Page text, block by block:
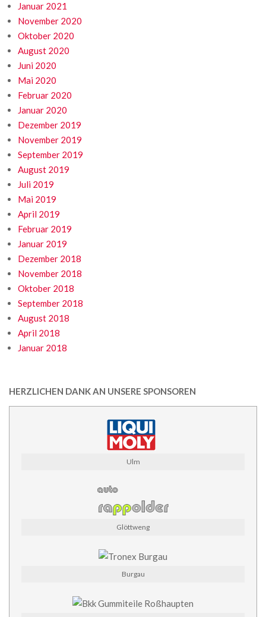
Januar 2021
November 2020
Oktober 2020
August 2020
Juni 2020
Mai 2020
Februar 2020
Januar 2020
Dezember 2019
November 2019
September 2019
August 2019
Juli 2019
Mai 2019
April 2019
Februar 2019
Januar 2019
Dezember 2018
November 2018
Oktober 2018
September 2018
August 2018
April 2018
Januar 2018
HERZLICHEN DANK AN UNSERE SPONSOREN
Ulm
Glöttweng
Burgau